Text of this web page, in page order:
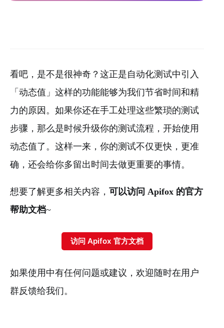
看吧，是不是很神奇？这正是自动化测试中引入
「动态值」这样的功能能够为我们节省时间和精
力的原因。如果你还在手工处理这些繁琐的测试
步骤，那么是时候升级你的测试流程，开始使用
动态值了。这样一来，你的测试不仅更快，更准
确，还会给你多留出时间去做更重要的事情。
想要了解更多相关内容， 可以访问 Apifox 的官方
帮助文档~
访问 Apifox 官方文档
如果使用中有任何问题或建议，欢迎随时在用户
群反馈给我们。